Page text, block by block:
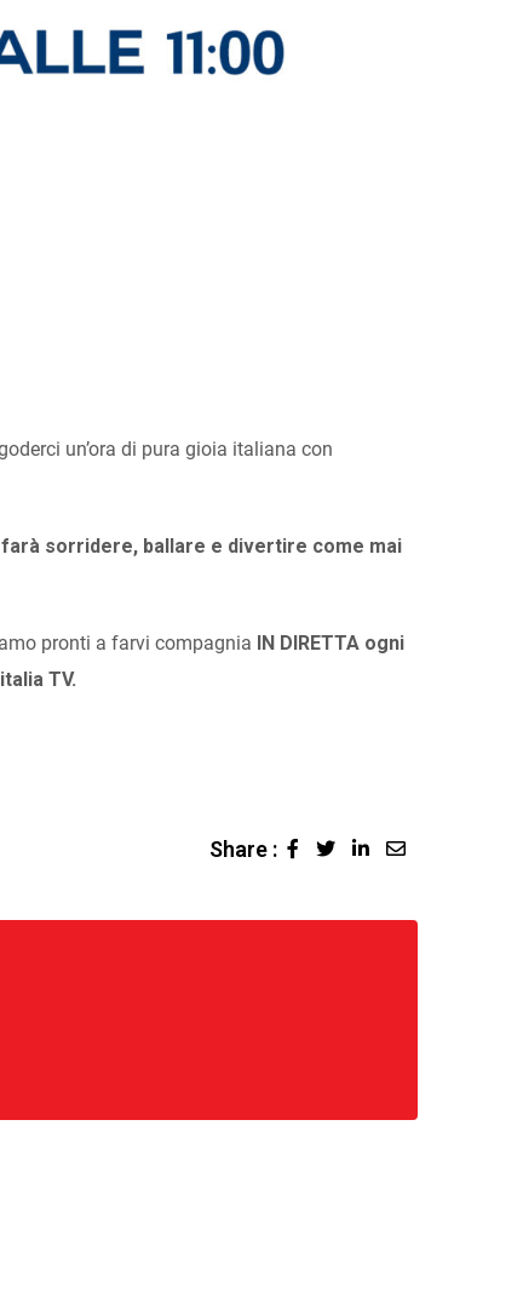
un’ora di pura gioia italiana con
sorridere, ballare e divertire come mai
pronti a farvi compagnia IN DIRETTA ogni
TV.
Share :